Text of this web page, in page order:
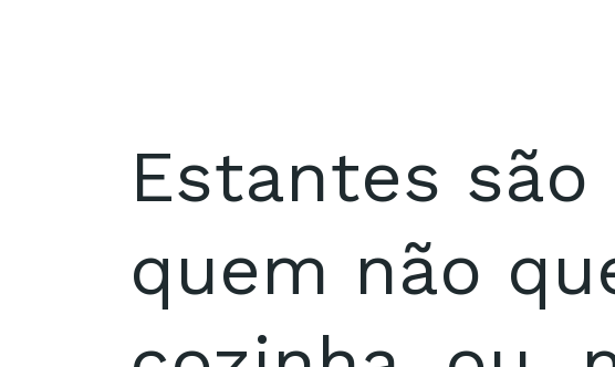
Estantes
quem não